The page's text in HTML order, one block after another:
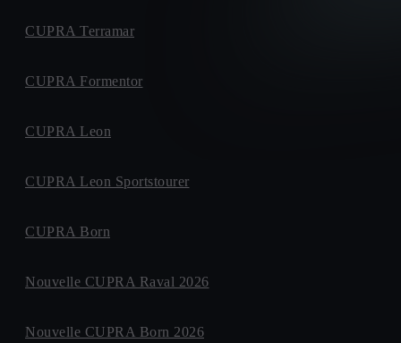
CUPRA Terramar
CUPRA Formentor
CUPRA Leon
CUPRA Leon Sportstourer
CUPRA Born
Nouvelle CUPRA Raval 2026
Nouvelle CUPRA Born 2026